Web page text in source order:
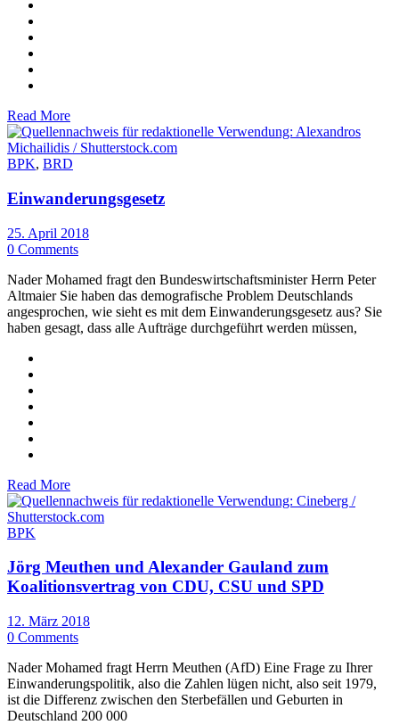
Read More
BPK, BRD
Einwanderungsgesetz
25. April 2018
0 Comments
Nader Mohamed fragt den Bundeswirtschaftsminister Herrn Peter
Altmaier Sie haben das demografische Problem Deutschlands
angesprochen, wie sieht es mit dem Einwanderungsgesetz aus? Sie
haben gesagt, dass alle Aufträge durchgeführt werden müssen,
Read More
BPK
Jörg Meuthen und Alexander Gauland zum
Koalitionsvertrag von CDU, CSU und SPD
12. März 2018
0 Comments
Nader Mohamed fragt Herrn Meuthen (AfD) Eine Frage zu Ihrer
Einwanderungspolitik, also die Zahlen lügen nicht, also seit 1979,
ist die Differenz zwischen den Sterbefällen und Geburten in
Deutschland 200 000